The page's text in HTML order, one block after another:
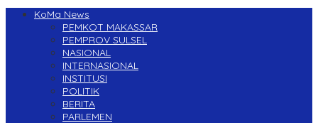
KoMa News
PEMKOT MAKASSAR
PEMPROV SULSEL
NASIONAL
INTERNASIONAL
INSTITUSI
POLITIK
BERITA
PARLEMEN